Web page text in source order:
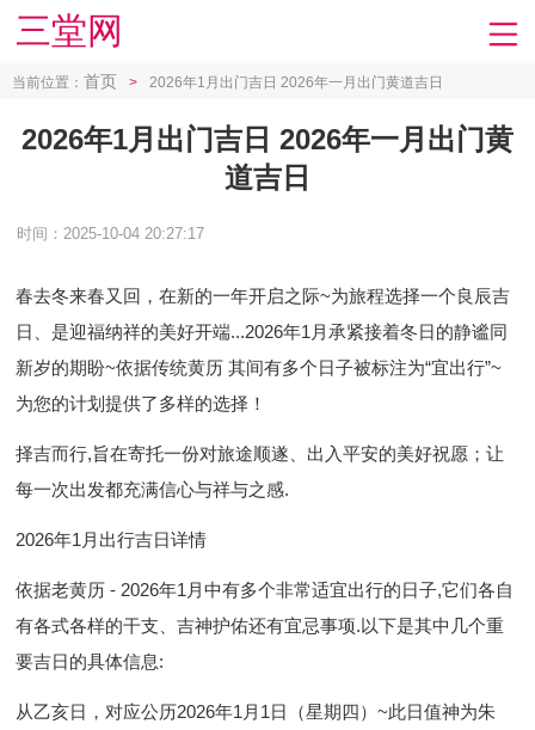
三堂网
当前位置： 首页 > 2026年1月出门吉日 2026年一月出门黄道吉日
2026年1月出门吉日 2026年一月出门黄
道吉日
时间：2025-10-04 20:27:17
春去冬来春又回，在新的一年开启之际~为旅程选择一个良辰吉
日、是迎福纳祥的美好开端...2026年1月承紧接着冬日的静谧同
新岁的期盼~依据传统黄历 其间有多个日子被标注为“宜出行”~
为您的计划提供了多样的选择！
择吉而行,旨在寄托一份对旅途顺遂、出入平安的美好祝愿；让
每一次出发都充满信心与祥与之感.
2026年1月出行吉日详情
依据老黄历 - 2026年1月中有多个非常适宜出行的日子,它们各自
有各式各样的干支、吉神护佑还有宜忌事项.以下是其中几个重
要吉日的具体信息:
从乙亥日，对应公历2026年1月1日（星期四）~此日值神为朱